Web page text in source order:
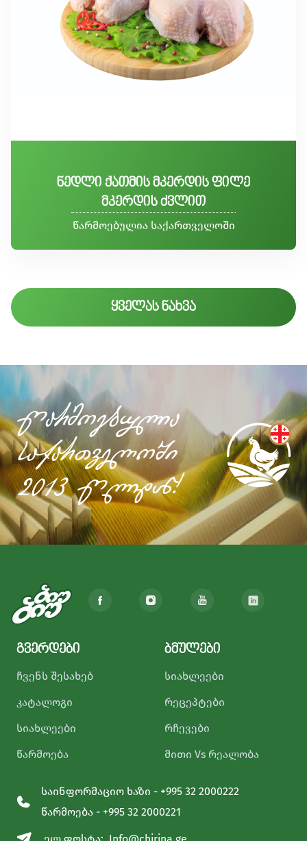
ნედლი ქათმის მკერდის ფილე
მკერდის ძვლით
წარმოებულია საქართველოში
ყველას ნახვა
წარმოებულია
საქართველოში
2013 წლიდან!
გვერდები
ჩვენს შესახებ
კატალოგი
სიახლეები
წარმოება
ბმულები
სიახლეები
რეცეპტები
რჩევები
მითი Vs რეალობა
საინფორმაციო ხაზი - +995 32 2000222
წარმოება - +995 32 2000221